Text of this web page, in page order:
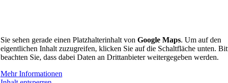
Sie sehen gerade einen Platzhalterinhalt von Google Maps. Um auf den
eigentlichen Inhalt zuzugreifen, klicken Sie auf die Schaltfläche unten.
beachten Sie, dass dabei Daten an Drittanbieter weitergegeben werden.
Mehr Informationen